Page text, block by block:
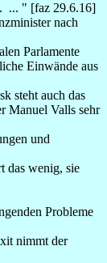
... " [faz 29.6.16]
nach
Parlamente
Einwände aus
steht auch das
Manuel Valls sehr
und
das wenig, sie
Probleme
nimmt der